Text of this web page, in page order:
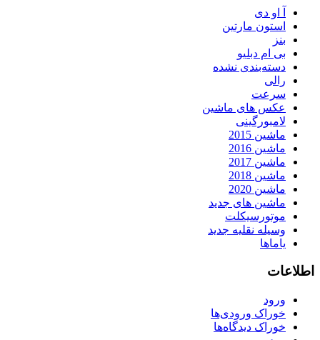
آ او دی
استون مارتین
بنز
بی ام دبلیو
دسته‌بندی نشده
رالی
سرعت
عکس های ماشین
لامبورگینی
ماشین 2015
ماشین 2016
ماشین 2017
ماشین 2018
ماشین 2020
ماشین های جدید
موتورسیکلت
وسیله نقلیه جدید
یاماها
اطلاعات
ورود
خوراک ورودی‌ها
خوراک دیدگاه‌ها